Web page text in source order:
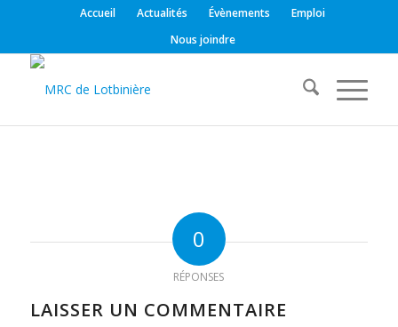
Accueil Actualités Évènements
Emploi
Nous joindre
0
RÉPONSES
LAISSER UN COMMENTAIRE